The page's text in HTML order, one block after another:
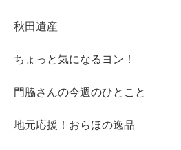
秋田遺産
ちょっと気になるヨン！
門脇さんの今週のひとこと
地元応援！おらほの逸品